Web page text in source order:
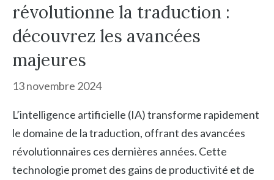
révolutionne la traduction :
découvrez les avancées
majeures
13 novembre 2024
L’intelligence artificielle (IA) transforme rapidement
le domaine de la traduction, offrant des avancées
révolutionnaires ces dernières années. Cette
technologie promet des gains de productivité et de